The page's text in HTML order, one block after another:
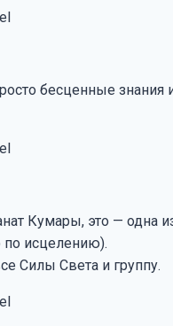
бесценные знания
Кумары, это — одна
исцелению).
Силы Света и группу.